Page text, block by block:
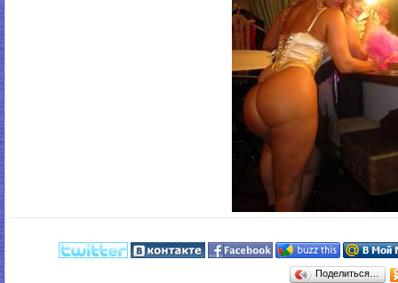
Поделиться…